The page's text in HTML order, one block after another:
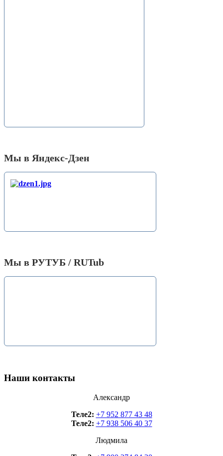
Мы в Яндекс-Дзен
Мы в РУТУБ / RUTub
Наши контакты
Александр
Теле2: +7 952 877 43 48
Теле2: +7 938 506 40 37
Людмила